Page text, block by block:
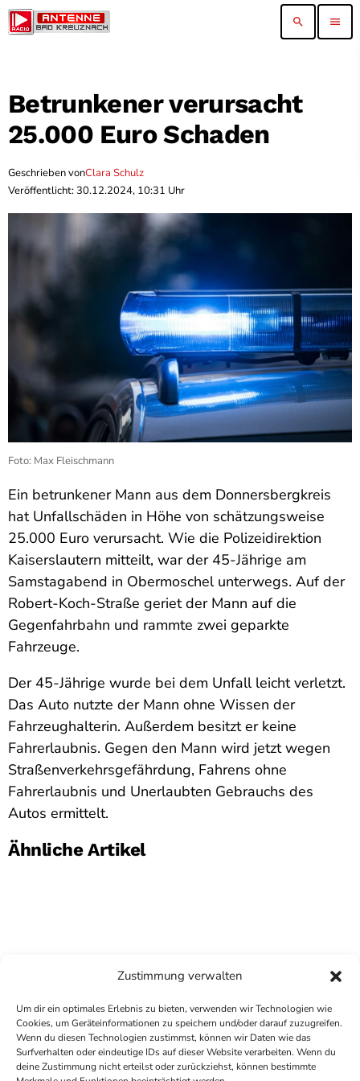
Zustimmung verwalten
Um dir ein optimales Erlebnis zu bieten, verwenden wir Technologien wie
Cookies, um Geräteinformationen zu speichern und/oder darauf zuzugreifen.
Wenn du diesen Technologien zustimmst, können wir Daten wie das
Surfverhalten oder eindeutige IDs auf dieser Website verarbeiten. Wenn du
deine Zustimmung nicht erteilst oder zurückziehst, können bestimmte
search menu
Betrunkener verursacht
25.000 Euro Schaden
Geschrieben vonClara Schulz
Veröffentlicht: 30.12.2024, 10:31 Uhr
Foto: Max Fleischmann
Ein betrunkener Mann aus dem Donnersbergkreis
hat Unfallschäden in Höhe von schätzungsweise
25.000 Euro verursacht. Wie die Polizeidirektion
Kaiserslautern mitteilt, war der 45-Jährige am
Samstagabend in Obermoschel unterwegs. Auf der
Robert-Koch-Straße geriet der Mann auf die
Gegenfahrbahn und rammte zwei geparkte
Fahrzeuge.
Der 45-Jährige wurde bei dem Unfall leicht verletzt.
Das Auto nutzte der Mann ohne Wissen der
Fahrzeughalterin. Außerdem besitzt er keine
Fahrerlaubnis. Gegen den Mann wird jetzt wegen
Straßenverkehrsgefährdung, Fahrens ohne
Fahrerlaubnis und Unerlaubten Gebrauchs des
Autos ermittelt.
Ähnliche Artikel